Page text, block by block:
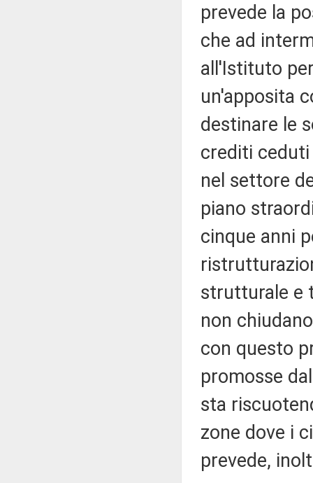
prevede la
che ad
all'Istituto
un'apposita
destinare le
crediti
nel settore
piano
cinque anni
strutturale e
non
con questo
promosse
sta
zone dove i
prevede,